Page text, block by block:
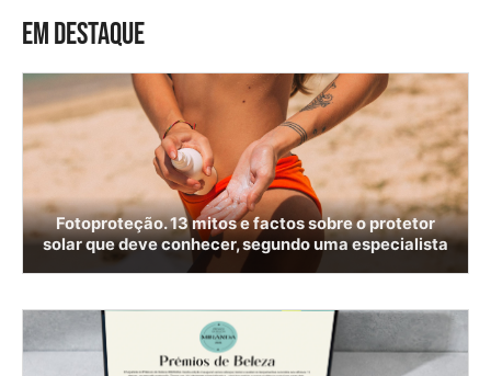
EM DESTAQUE
Fotoproteção. 13 mitos e factos sobre o protetor
solar que deve conhecer, segundo uma especialista